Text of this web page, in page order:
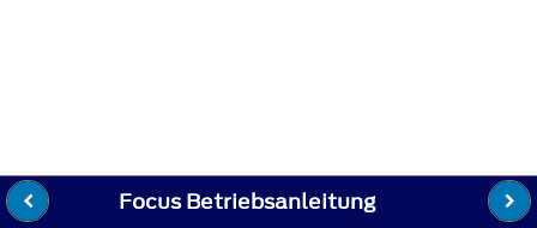
Focus Betriebsanleitung